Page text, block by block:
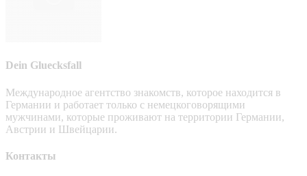
Dein Gluecksfall
Международное агентство знакомств, которое находится в
Германии и работает только с немецкоговорящими
мужчинами, которые проживают на территории Германии,
Австрии и Швейцарии.
Контакты